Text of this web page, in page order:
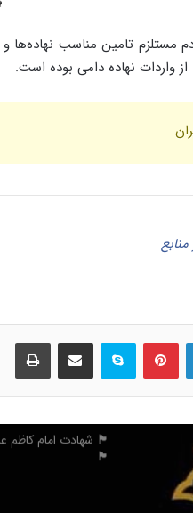
مستلزم تامین مناسب نهاده‌ها
واردات نهاده‌ دامی بوده است.
لینکدین ‫پین‌ترست اسکایپ اشتراک گذاری از طریق ایمیل
سالروز وفات حضرت ام
حضرت عباس (علیه
بیانیه جامعه اسلامی
به مناسبت یوم الله
اسلامی(1404)
🏴 شهادت امام کاظم
🏴